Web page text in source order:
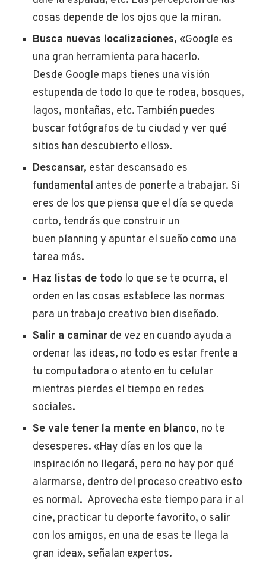
cosas depende de los ojos que la miran.
Busca nuevas localizaciones, «Google es
una gran herramienta para hacerlo.
Desde Google maps tienes una visión
estupenda de todo lo que te rodea, bosques,
lagos, montañas, etc. También puedes
buscar fotógrafos de tu ciudad y ver qué
sitios han descubierto ellos».
Descansar, estar descansado es
fundamental antes de ponerte a trabajar. Si
eres de los que piensa que el día se queda
corto, tendrás que construir un
buen planning y apuntar el sueño como una
tarea más.
Haz listas de todo lo que se te ocurra, el
orden en las cosas establece las normas
para un trabajo creativo bien diseñado.
Salir a caminar de vez en cuando ayuda a
ordenar las ideas, no todo es estar frente a
tu computadora o atento en tu celular
mientras pierdes el tiempo en redes
sociales.
Se vale tener la mente en blanco, no te
desesperes. «Hay días en los que la
inspiración no llegará, pero no hay por qué
alarmarse, dentro del proceso creativo esto
es normal. Aprovecha este tiempo para ir al
cine, practicar tu deporte favorito, o salir
con los amigos, en una de esas te llega la
gran idea», señalan expertos.